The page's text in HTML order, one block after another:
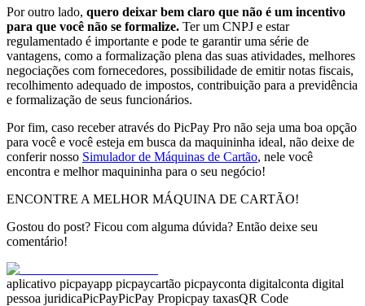
Por outro lado, quero deixar bem claro que não é um incentivo
para que você não se formalize. Ter um CNPJ e estar
regulamentado é importante e pode te garantir uma série de
vantagens, como a formalização plena das suas atividades, melhores
negociações com fornecedores, possibilidade de emitir notas fiscais,
recolhimento adequado de impostos, contribuição para a previdência
e formalização de seus funcionários.
Por fim, caso receber através do PicPay Pro não seja uma boa opção
para você e você esteja em busca da maquininha ideal, não deixe de
conferir nosso Simulador de Máquinas de Cartão, nele você
encontra e melhor maquininha para o seu negócio!
ENCONTRE A MELHOR MÁQUINA DE CARTÃO!
Gostou do post? Ficou com alguma dúvida? Então deixe seu
comentário!
aplicativo picpayapp picpaycartão picpayconta digitalconta digital
pessoa juridicaPicPayPicPay Propicpay taxasQR Code